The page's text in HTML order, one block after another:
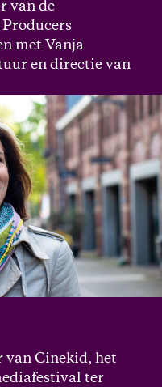
van de
met Vanja
en directie van
Cinekid, het
ter